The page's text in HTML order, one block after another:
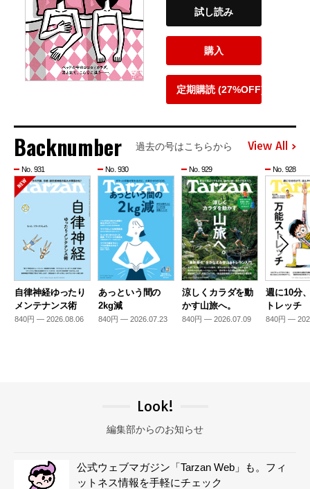
試し読み
購入
定期購読 (27%OFF)
Backnumber 過去の号はこちらから View All
No. 931
自律神経ゆったり
メンテナンス術
840円 — 2026.08.06
No. 930
あっという間の
2kg減
840円 — 2026.07.23
No. 929
涼しくカラダを動
かす山旅へ。
840円 — 2026.07.09
No. 928
週に10分
トレッチ
840円 —
Look!
編集部からのお知らせ
公式ウェブマガジン「Tarzan Web」も。フィ
ットネス情報を手軽にチェック